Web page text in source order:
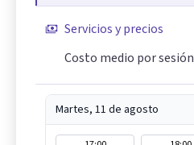
Servicios y precios
Costo medio por sesión
Martes, 11 de agosto